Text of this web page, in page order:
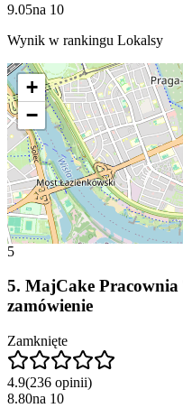
9.05na 10
Wynik w rankingu Lokalsy
+
−
5
5. MajCake Pracownia
zamówienie
Zamknięte
4.9(236 opinii)
8.80na 10